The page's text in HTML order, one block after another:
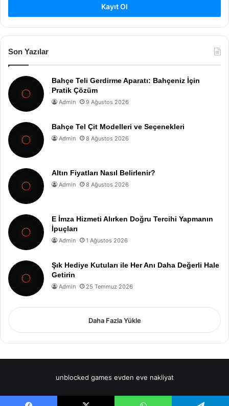
Kayıt Ol
Son Yazılar
Bahçe Teli Gerdirme Aparatı: Bahçeniz İçin
Pratik Çözüm
Admin 9 Ağustos 2026
Bahçe Tel Çit Modelleri ve Seçenekleri
Admin 8 Ağustos 2026
Altın Fiyatları Nasıl Belirlenir?
Admin 8 Ağustos 2026
E İmza Hizmeti Alırken Doğru Tercihi Yapmanın
İpuçları
Admin 1 Ağustos 2026
Şık Hediye Kutuları ile Her Anı Daha Değerli Hale
Getirin
Admin 25 Temmuz 2026
Daha Fazla Yükle
unblocked games evden eve nakliyat